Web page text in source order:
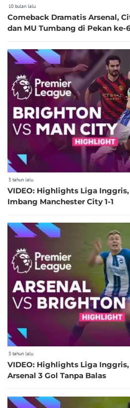
10 bulan lalu
Comeback Dramatis Arsenal,
dan MU Tumbang di Pekan ke-
3 tahun lalu
VIDEO: Highlights Liga
Imbang Manchester City 1-1
3 tahun lalu
VIDEO: Highlights Liga
Arsenal 3 Gol Tanpa Balas